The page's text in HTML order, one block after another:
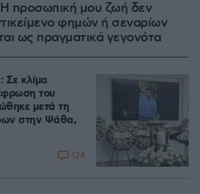
Η προσωπική μου ζωή δεν
φημών ή σεναρίων
ως πραγματικά γεγονότα
Σε κλίμα
του
μετά τη
στην Ψάθα,
124